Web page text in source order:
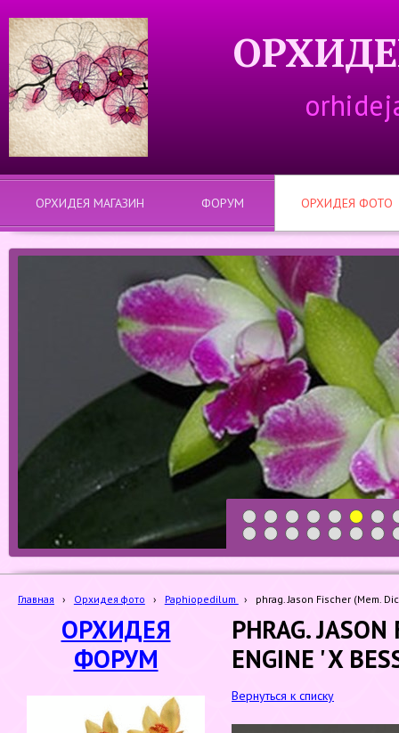
ОРХИДЕЯ МАГАЗИН ФОРУМ ОРХИДЕЯ ФОТО
1 2 3 4 5 6 7
8
19 20 21 22 23 24 25
Главная › Орхидея фото › Paphiopedilum › phrag. Jason Fischer (Mem.
ОРХИДЕЯ
ФОРУМ
PHRAG.
ENGINE ' X
Вернуться к списку